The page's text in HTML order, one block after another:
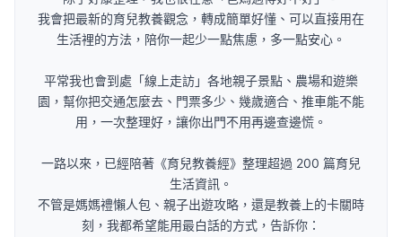
我會把最新的育兒教養觀念，轉成簡單好懂、可以直接用在
生活裡的方法，陪你一起少一點焦慮，多一點安心。
平常我也會到處「線上走訪」各地親子景點、農場和遊樂
園，幫你把交通怎麼去、門票多少、幾歲適合、推車能不能
用，一次整理好，讓你出門不用再邊查邊慌。
一路以來，已經陪著《育兒教養經》整理超過 200 篇育兒
生活資訊。
不管是媽媽禮懶人包、親子出遊攻略，還是教養上的卡關時
刻，我都希望能用最白話的方式，告訴你：